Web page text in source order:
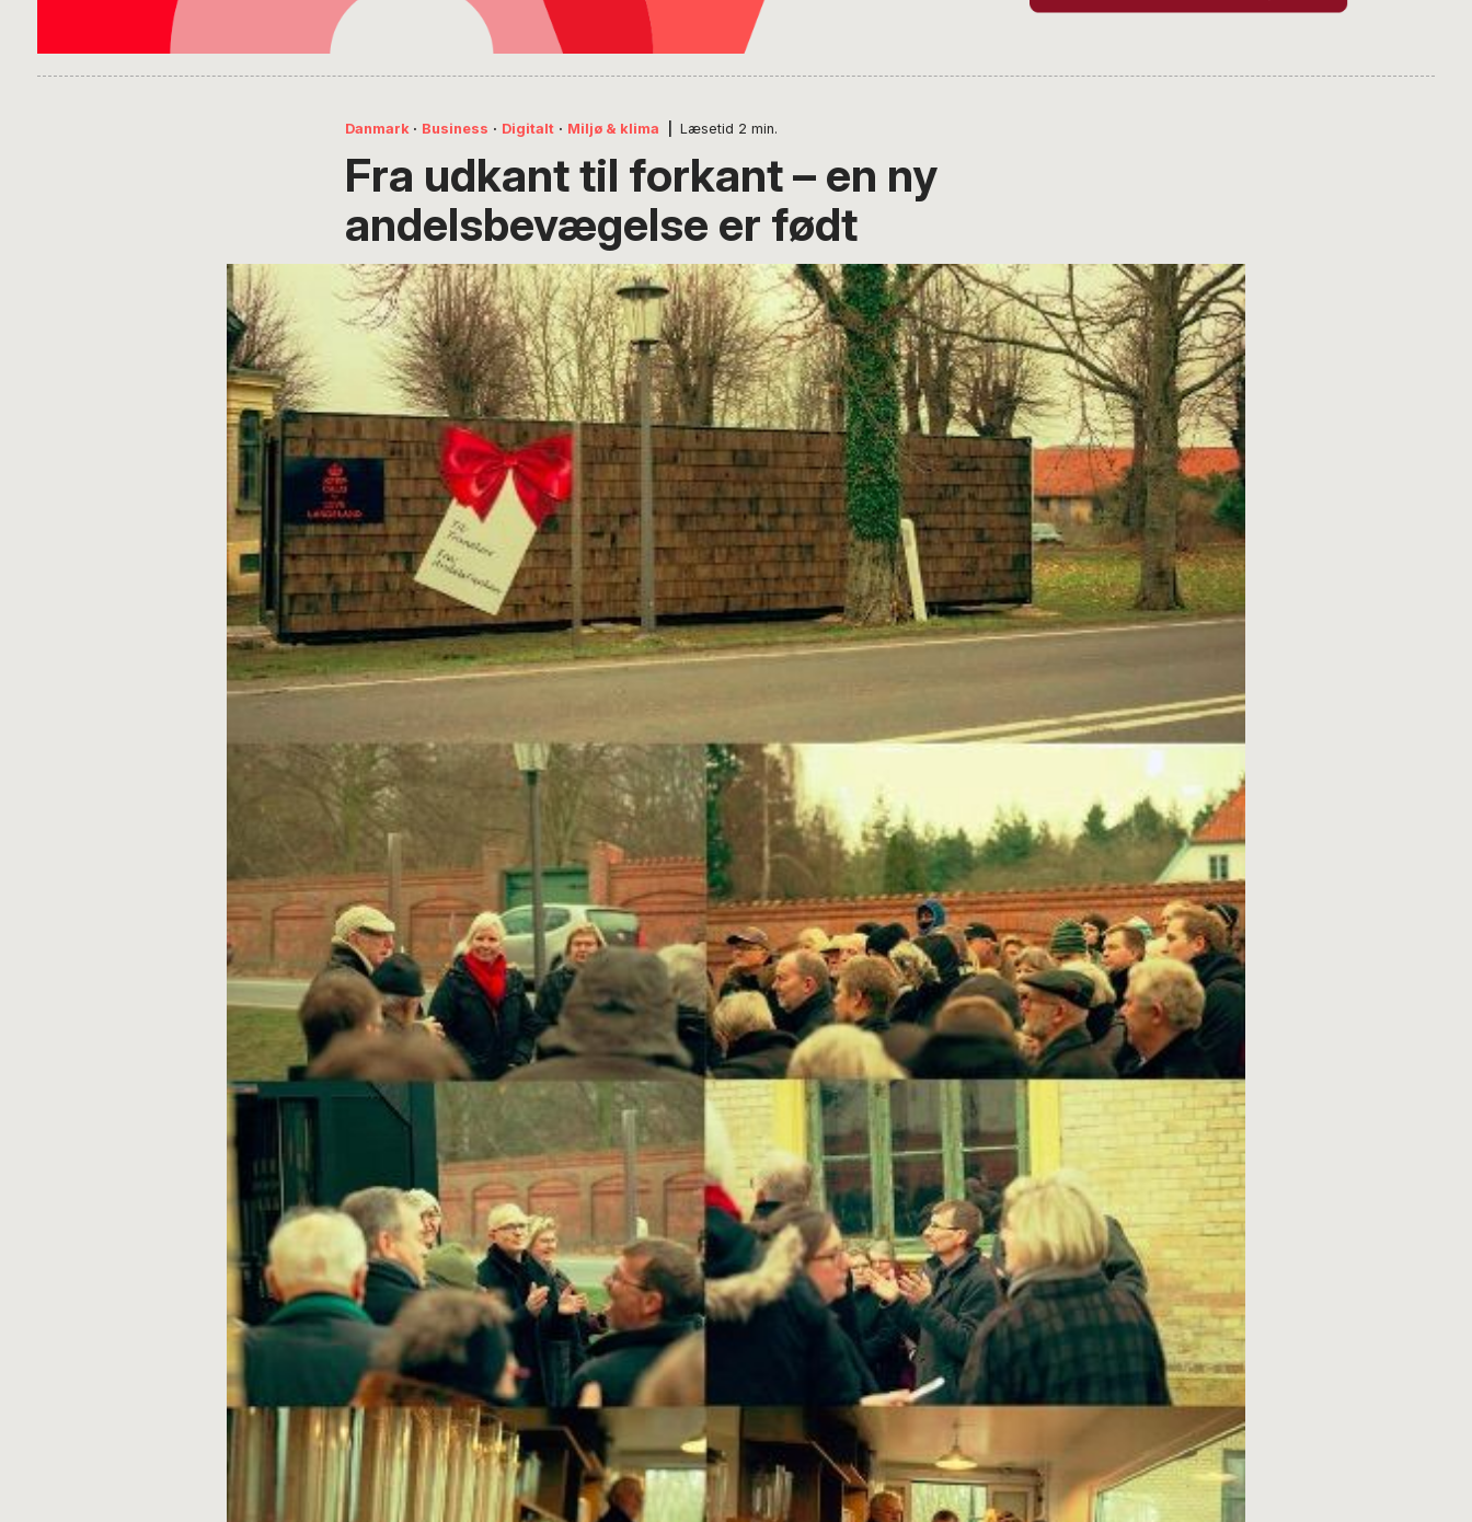
Danmark · Business · Digitalt · Miljø & klima Læsetid 2 min.
Fra udkant til forkant – en ny
andelsbevægelse er født